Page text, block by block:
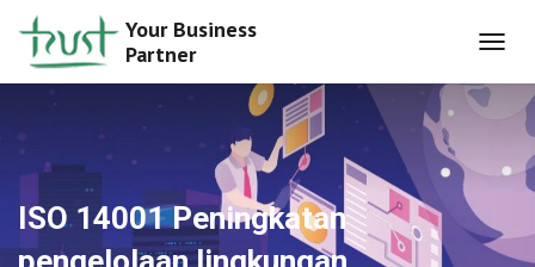
Your Business
Partner
O
V
ISO 14001 Peningkatan